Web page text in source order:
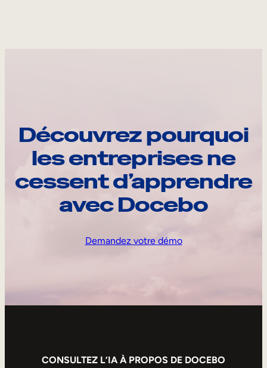
Découvrez pourquoi
les entreprises ne
cessent d’apprendre
avec Docebo
Demandez votre démo
CONSULTEZ L’IA À PROPOS DE DOCEBO